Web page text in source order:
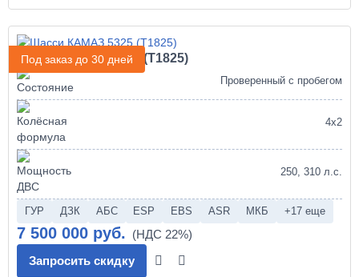
Под заказ до 30 дней
Шасси КАМАЗ 5325 (Т1825)
Проверенный с пробегом
4х2
250, 310 л.с.
ГУР ДЗК АБС ESP EBS ASR МКБ +17 еще
7 500 000 руб.
Запросить скидку